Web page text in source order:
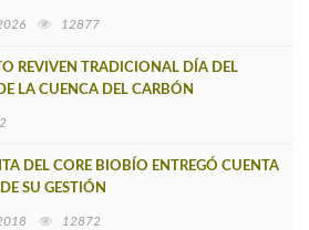
12877
REVIVEN TRADICIONAL DÍA DEL
LA CUENCA DEL CARBÓN
DEL CORE BIOBÍO ENTREGÓ CUENTA
SU GESTIÓN
12872